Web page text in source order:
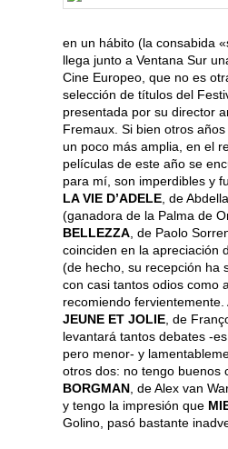
en un hábito (la consabida
llega junto a Ventana Sur
Cine Europeo, que no es
selección de títulos del
presentada por su director
Fremaux. Si bien otros
un poco más amplia, en el
películas de este año se
para mí, son imperdibles y
LA VIE D’ADELE , de
(ganadora de la Palma de
BELLEZZA , de Paolo
coinciden en la apreciación
(de hecho, su recepción ha
con casi tantos odios como
recomiendo fervientemente.
JEUNE ET JOLIE , de
levantará tantos debates -
pero menor- y
otros dos: no tengo buenos
BORGMAN , de Alex van
y tengo la impresión que
Golino, pasó bastante